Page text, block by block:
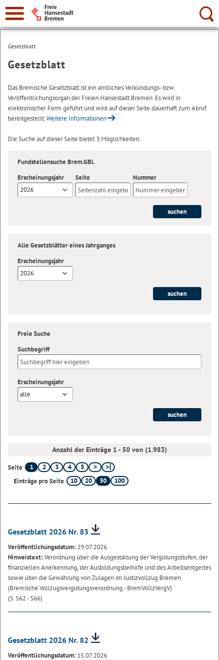
Suche:
Gesetzblatt
Gesetzblatt
Das Bremische Gesetzblatt ist ein amtliches Verkündungs- bzw.
Veröffentlichungsorgan der Freien Hansestadt Bremen. Es wird in
elektronischer Form geführt und wird auf dieser Seite dauerhaft zum Abruf
bereitgestellt.Weitere Informationen
Die Suche auf dieser Seite bietet 3 Möglichkeiten.
Fundstellensuche Brem.GBl.
Erscheinungsjahr
2026
Seite Nummer
Alle Gesetzblätter eines Jahrganges
Erscheinungsjahr
2026
Freie Suche
Suchbegriff
Erscheinungsjahr
alle
Anzahl der Einträge 1 - 50 von (1.983)
Seite 1 2 3 4
5
Einträge pro Seite
10 20 50 100
Gesetzblatt 2026 Nr. 83
Veröffentlichungsdatum: 29.07.2026
Hinweistext:Verordnung über die Ausgestaltung der Vergütungsstufen, der
finanziellen Anerkennung, der Ausbildungsbeihilfe und des Arbeitsentgeltes
sowie über die Gewährung von Zulagen im Justizvollzug Bremen
(Bremische Vollzugsvergütungsverordnung - BremVollzVergV)
(S. 562 - 566)
Gesetzblatt 2026 Nr. 82
Veröffentlichungsdatum: 15.07.2026